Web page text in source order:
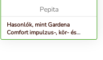
Pepita
Hasonlók, mint Gardena
Comfort impulzus-, kör- és
szektoresőztető